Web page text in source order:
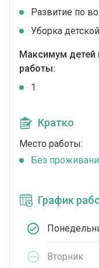
Развитие по
Уборка
Максимум детей
работы:
1
Кратко
Место работы:
Без
График
Вторник